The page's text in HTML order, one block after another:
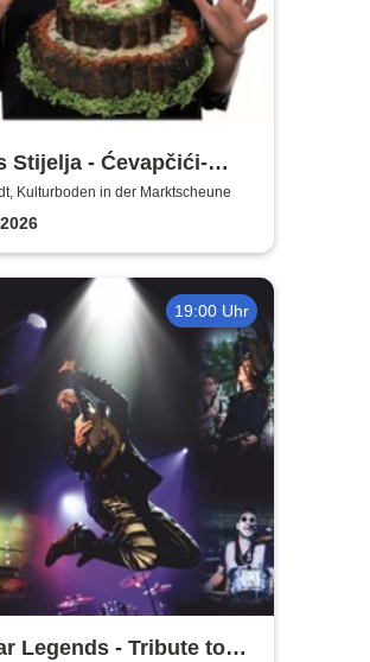
Stijelja - Ćevapčići-
… für Liebe, Leib
Kulturboden in der Marktscheune
19:00 Uhr
Legends - Tribute to